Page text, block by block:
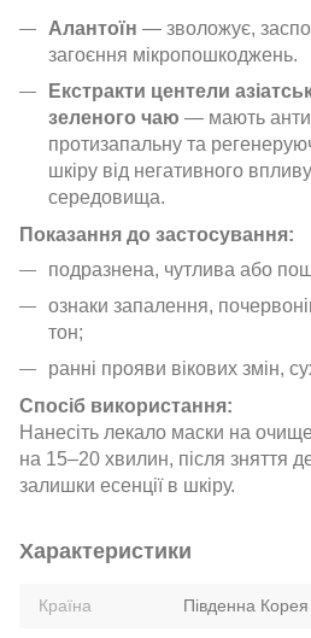
Алантоїн — зволожує,
загоєння мікропошкоджень.
Екстракти центели
зеленого чаю — мають
протизапальну та
шкіру від негативного
середовища.
Показання до застосування:
подразнена, чутлива або
ознаки запалення,
тон;
ранні прояви вікових змін,
Спосіб використання:
Нанесіть лекало маски на
на 15–20 хвилин, після зняття
залишки есенції в шкіру.
Характеристики
Країна Південна Корея